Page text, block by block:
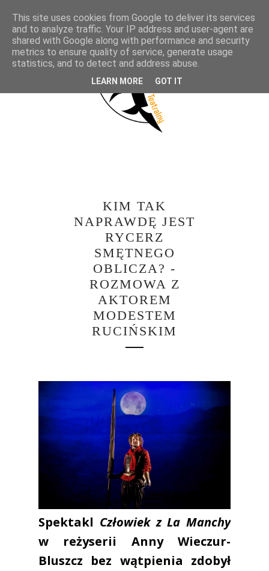
KIM TAK
NAPRAWDĘ JEST
RYCERZ
SMĘTNEGO
OBLICZA? -
ROZMOWA Z
AKTOREM
MODESTEM
RUCIŃSKIM
Spektakl Człowiek z La Manchy
w reżyserii Anny Wieczur-
Bluszcz bez wątpienia zdobył
This site uses cookies from Google to deliver its services
and to analyze traffic. Your IP address and user-agent are
shared with Google along with performance and security
metrics to ensure quality of service, generate usage
statistics, and to detect and address abuse.
LEARN MORE GOT IT